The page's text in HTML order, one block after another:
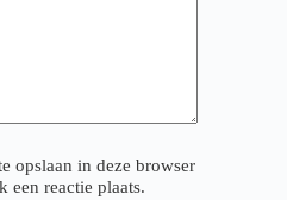
opslaan in deze browser
een reactie plaats.